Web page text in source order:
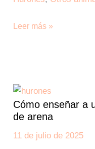
–
Leer más »
Cómo enseñar a
de arena
11 de julio de 2025
enseñar
a
un
hurón